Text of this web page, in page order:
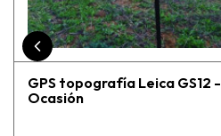
GPS topografía Leica GS12 -
Ocasión